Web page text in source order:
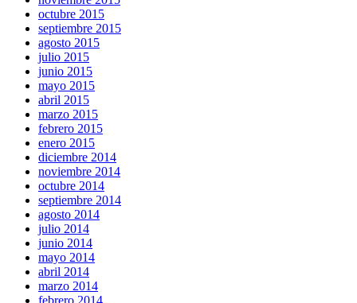
octubre 2015
septiembre 2015
agosto 2015
julio 2015
junio 2015
mayo 2015
abril 2015
marzo 2015
febrero 2015
enero 2015
diciembre 2014
noviembre 2014
octubre 2014
septiembre 2014
agosto 2014
julio 2014
junio 2014
mayo 2014
abril 2014
marzo 2014